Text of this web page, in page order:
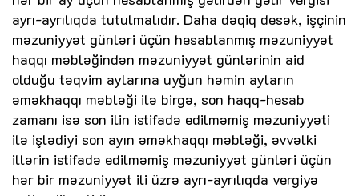
ayrı-ayrılıqda tutulmalıdır. Daha dəqiq desək, işçinin
məzuniyyət günləri üçün hesablanmış məzuniyyət
haqqı məbləğindən məzuniyyət günlərinin aid
olduğu təqvim aylarına uyğun həmin ayların
əməkhaqqı məbləği ilə birgə, son haqq-hesab
zamanı isə son ilin istifadə edilməmiş məzuniyyəti
ilə işlədiyi son ayın əməkhaqqı məbləği, əvvəlki
illərin istifadə edilməmiş məzuniyyət günləri üçün
hər bir məzuniyyət ili üzrə ayrı-ayrılıqda vergiyə